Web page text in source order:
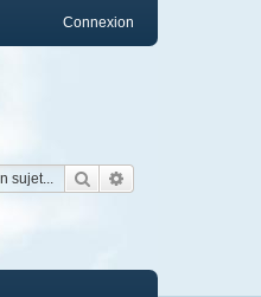
Connexion
Rechercher